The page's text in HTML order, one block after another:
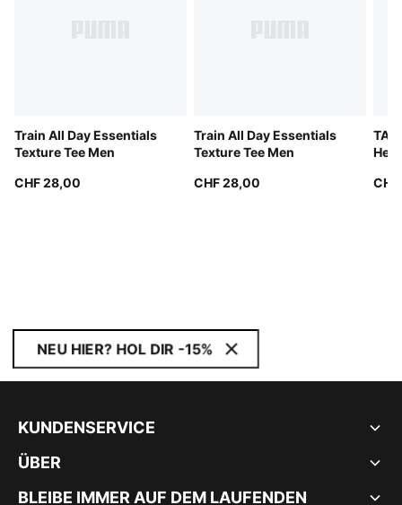
Train All Day Essentials
Texture Tee Men
CHF 28,00
Train All Day Essentials
Texture Tee Men
CHF 28,00
TAD
NEU HIER? HOL DIR -15%
KUNDENSERVICE
ÜBER
BLEIBE IMMER AUF DEM LAUFENDEN